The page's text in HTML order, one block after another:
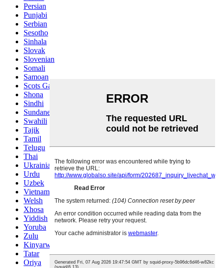
Persian
Punjabi
Serbian
Sesotho
Sinhala
Slovak
Slovenian
Somali
Samoan
Scots Gaelic
Shona
Sindhi
Sundanese
Swahili
Tajik
Tamil
Telugu
Thai
Ukrainian
Urdu
Uzbek
Vietnamese
Welsh
Xhosa
Yiddish
Yoruba
Zulu
Kinyarwanda
Tatar
Oriya